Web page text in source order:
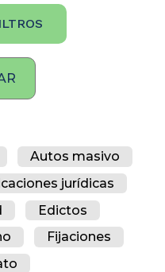
Autos masivo
jurídicas
Edictos
Fijaciones